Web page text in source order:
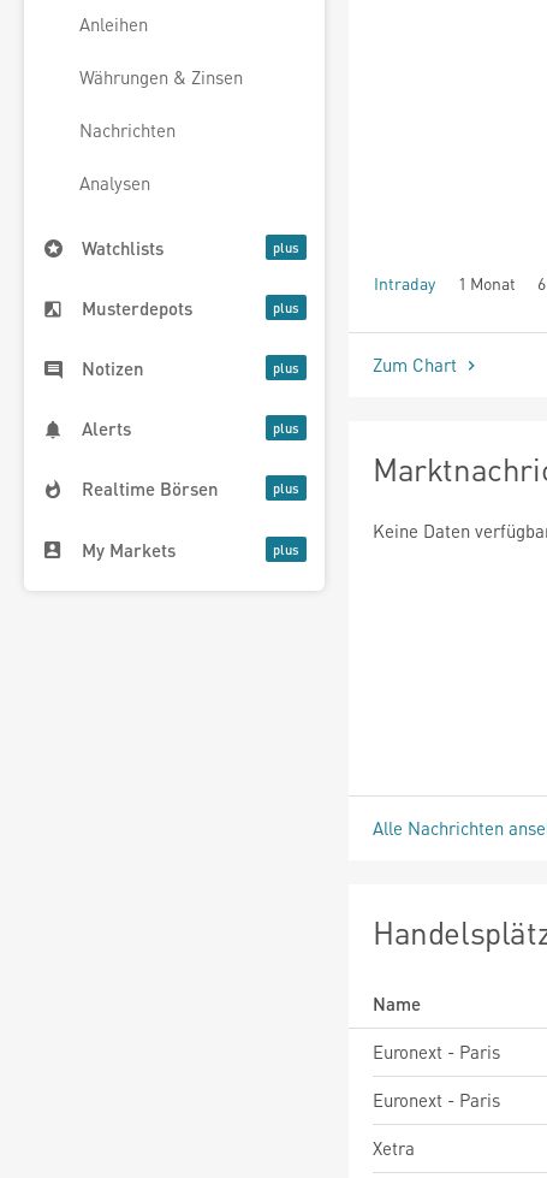
Anleihen
Währungen & Zinsen
Nachrichten
Analysen
Watchlists
Musterdepots
Notizen
Alerts
Realtime Börsen
My Markets
Intraday 1 Monat
seit Beginn
Zum Chart
Keine Daten
Alle Nachrichten
Name
Euronext - Paris
Euronext - Paris
Xetra